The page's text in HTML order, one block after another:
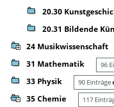
20.30
20.31 Bildende
24 Musikwissenschaft
31 Mathematik 96
33 Physik 90 Einträge
35 Chemie 117